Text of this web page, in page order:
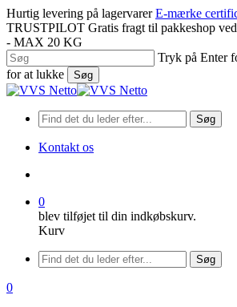
Spring
til
hovedindhold
Hurtig levering på lagervarer E-mærke
TRUSTPILOT Gratis fragt til pakkeshop
- MAX 20 KG
Tryk på Enter
for at lukke
Søg
Luk
Søg
Kontakt os
0
blev tilføjet til din indkøbskurv.
Kurv
Menu
Søg
søge
0